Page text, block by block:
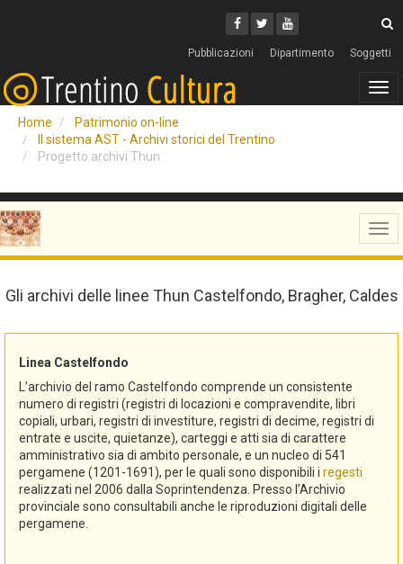
Facebook
Twitter
Youtube
Pubblicazioni Dipartimento Soggetti
Home
Patrimonio on-line
Il sistema AST - Archivi storici del Trentino
Progetto archivi Thun
Gli archivi delle linee Thun Castelfondo, Bragher, Caldes
Linea Castelfondo
L’archivio del ramo Castelfondo comprende un consistente
numero di registri (registri di locazioni e compravendite, libri
copiali, urbari, registri di investiture, registri di decime, registri di
entrate e uscite, quietanze), carteggi e atti sia di carattere
amministrativo sia di ambito personale, e un nucleo di 541
pergamene (1201-1691), per le quali sono disponibili i regesti
realizzati nel 2006 dalla Soprintendenza. Presso l’Archivio
provinciale sono consultabili anche le riproduzioni digitali delle
pergamene.